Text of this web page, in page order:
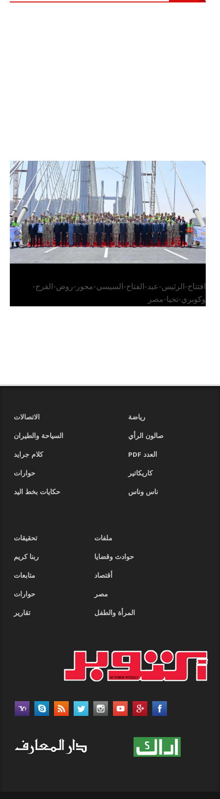
الرئيس عبد الفتاح السيسي يفتتح محور روض الفرج
وكوبري تحيا مصر
افتتاح-الرئيس-عبد-الفتاح-السيسي-محور-روض-الفرج-
وكوبري-تحيا-مصر
رياضة
الاتصالات
صالون الرأي
السياحة والطيران
العدد PDF
كلام جرايد
كاريكاتير
حوارات
ناس وناس
حكايات بخط اليد
ملفات
تحقيقات
حوادث وقضايا
ربنا كريم
أقتصاد
متابعات
مصر
حوارات
المرأة والطفل
تقارير